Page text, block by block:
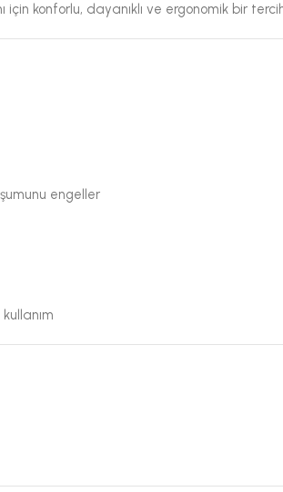
için konforlu, dayanıklı ve ergonomik bir
engeller